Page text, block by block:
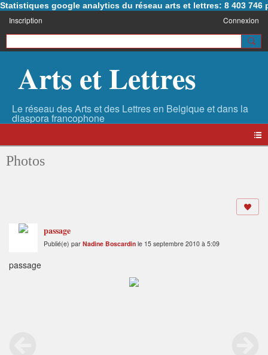
Statistiques google analytics du réseau arts et lettres: 8 403 746
Inscription Connexion
Arts et Lettres
Photos
passage
Publié(e) par Nadine Boscardin le 15 septembre 2010 à 5:09
passage